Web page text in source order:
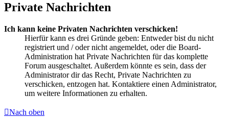
Private Nachrichten
Ich kann keine Privaten Nachrichten verschicken!
Hierfür kann es drei Gründe geben: Entweder bist du nicht
registriert und / oder nicht angemeldet, oder die Board-
Administration hat Private Nachrichten für das komplette
Forum ausgeschaltet. Außerdem könnte es sein, dass der
Administrator dir das Recht, Private Nachrichten zu
verschicken, entzogen hat. Kontaktiere einen Administrator,
um weitere Informationen zu erhalten.
Nach oben